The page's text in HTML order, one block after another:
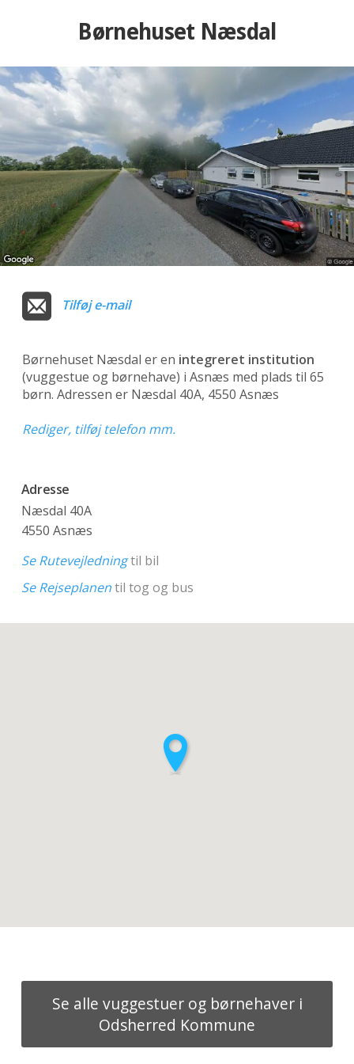
Børnehuset Næsdal
Tilføj e-mail
Børnehuset Næsdal er en integreret institution
(vuggestue og børnehave) i Asnæs med plads til 65
børn. Adressen er Næsdal 40A, 4550 Asnæs
Rediger, tilføj telefon mm.
Adresse
Næsdal 40A
4550 Asnæs
Se Rutevejledningtil bil
Se Rejseplanentil tog og bus
Se alle vuggestuer og børnehaver i
Odsherred Kommune